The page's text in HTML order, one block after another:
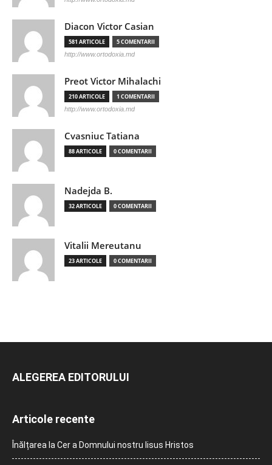
Diacon Victor Casian
581 ARTICOLE 5 COMENTARII
http://www.ortodoxia.md
Preot Victor Mihalachi
210 ARTICOLE 1 COMENTARII
http://www.ortodoxia.md
Cvasniuc Tatiana
88 ARTICOLE 0 COMENTARII
Nadejda B.
32 ARTICOLE 0 COMENTARII
Vitalii Mereutanu
23 ARTICOLE 0 COMENTARII
ALEGEREA EDITORULUI
Articole recente
Înălțarea la Cer a Domnului nostru Iisus Hristos